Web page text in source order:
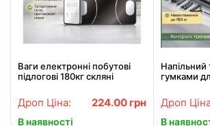
Ваги електронні побутові
підлогові 180кг скляні
BITEK BT-1605
Дроп Ціна: 224.00 грн
В наявності
гумками
з LED-
150 кг,
Дроп
В